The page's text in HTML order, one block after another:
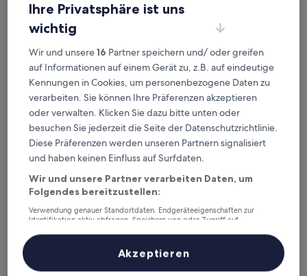
3.0-
Sterne-
Unterkunft
2,9 km von Daitabashi Station entfernt
von
10,
Außergewöhnlich,
(115
Bewertungen)
Der
Preis
beträgt
102 €
102 €
10. Aug.–11. Aug.
Mustard Hotel Shimokitazawa
Mustard Hotel Shimokitazawa
Mustard Hotel Shimokitazawa
Ihre Privatsphäre ist uns
wichtig
Wir und unsere16 Partner speichern und/ oder greifen
auf Informationen auf einem Gerät zu, z.B. auf eindeutige
Kennungen in Cookies, um personenbezogene Daten zu
verarbeiten. Sie können Ihre Präferenzen akzeptieren
oder verwalten. Klicken Sie dazu bitte unten oder
besuchen Sie jederzeit die Seite der Datenschutzrichtlinie.
Diese Präferenzen werden unseren Partnern signalisiert
und haben keinen Einfluss auf Surfdaten.
Wir und unsere Partner verarbeiten Daten, um
Folgendes bereitzustellen:
Verwendung genauer Standortdaten. Endgeräteeigenschaften zur
Identifikation aktiv abfragen. Speichern von oder Zugriff auf
Inhalte, Messung von Werbeleistung und der Performance von Inhalten,
Zielgruppenforschung sowie Entwicklung und Verbesserung von
Liste der Partner (Lieferanten)
Akzeptieren